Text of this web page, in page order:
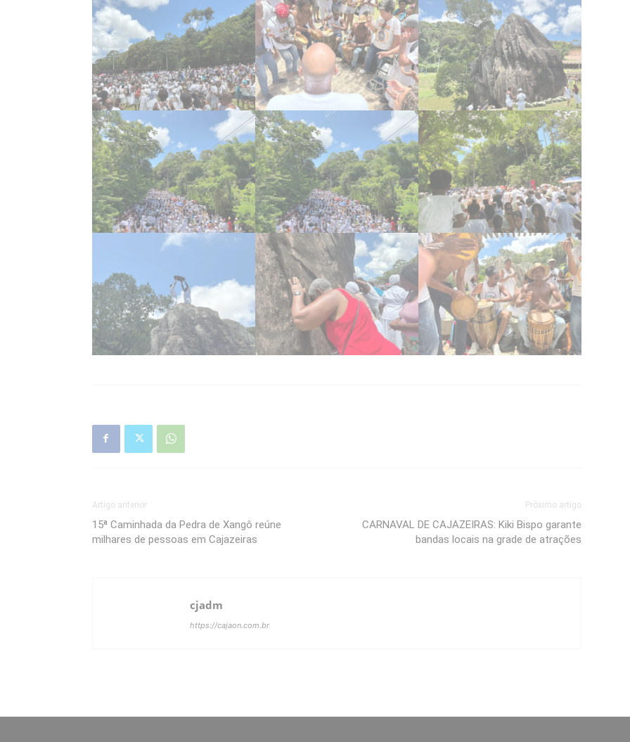
Artigo anterior
15ª Caminhada da Pedra de Xangô reúne
milhares de pessoas em Cajazeiras
Próximo artigo
CARNAVAL DE CAJAZEIRAS: Kiki Bispo garante
bandas locais na grade de atrações
cjadm
https://cajaon.com.br